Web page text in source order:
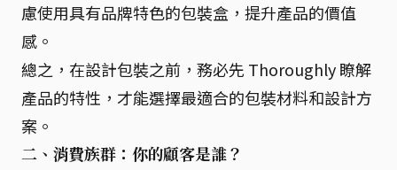
慮使用具有品牌特色的包裝盒，提升產品的價值
感。
總之，在設計包裝之前，務必先 Thoroughly 瞭解
產品的特性，才能選擇最適合的包裝材料和設計方
案。
二、消費族群：你的顧客是誰？